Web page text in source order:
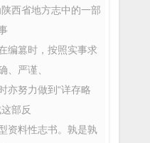
陕西省地方志中的一部
编篡时，按照实事求
、严谨、
亦努力做到“详存略
部反
资料性志书。孰是孰